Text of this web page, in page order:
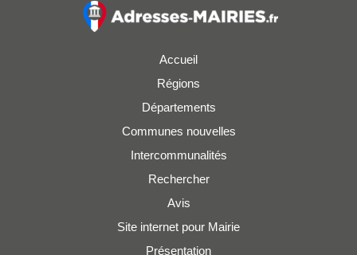
Accueil
Régions
Départements
Communes nouvelles
Intercommunalités
Rechercher
Avis
Site internet pour Mairie
Présentation